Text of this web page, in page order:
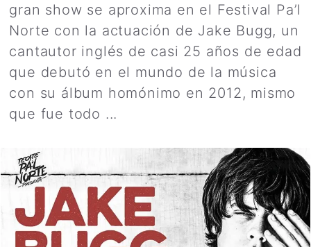
gran show se aproxima en el Festival Pa’l
Norte con la actuación de Jake Bugg, un
cantautor inglés de casi 25 años de edad
que debutó en el mundo de la música
con su álbum homónimo en 2012, mismo
que fue todo ...